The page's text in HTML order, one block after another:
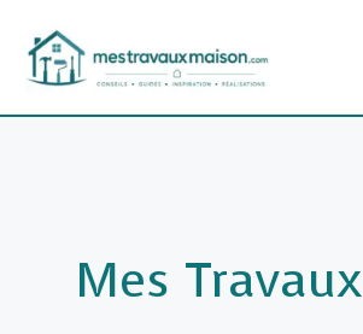
contenu
Mes Travaux